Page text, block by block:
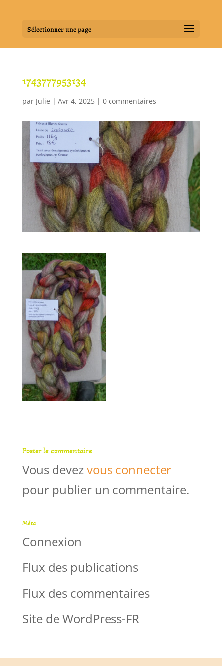
Sélectionner une page
1743777953134
par Julie | Avr 4, 2025| 0 commentaires
Poster le commentaire
Vous devezvous connecter
pour publier un commentaire.
Méta
Connexion
Flux des publications
Flux des commentaires
Site de WordPress-FR